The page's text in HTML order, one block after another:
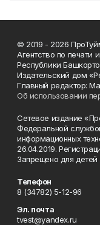
© 2019 - 2026
Агентство по
Республики
Издательский дом
Главный редактор:
Об использовании
Сетевое издание
Федеральной
информационных
26.04.2019.
Запрещено для детей
Телефон
8 (34782) 5-12-96
Эл. почта
tvest@yandex.ru